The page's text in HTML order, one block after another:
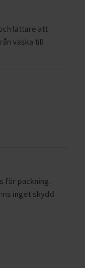
lättare att
väska till
för packning.
inget skydd